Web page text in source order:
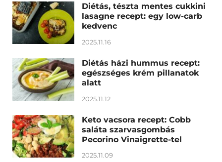
Diétás, tészta mentes cukkini
lasagne recept: egy low-carb
kedvenc
2025.11.16
Diétás házi hummus recept:
egészséges krém pillanatok
alatt
2025.11.12
Keto vacsora recept: Cobb
saláta szarvasgombás
Pecorino Vinaigrette-tel
2025.11.09